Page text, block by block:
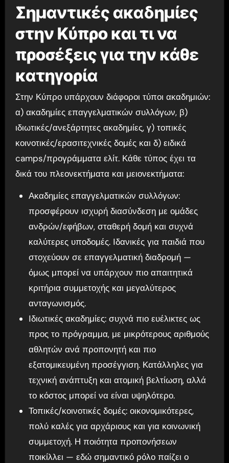
Σημαντικές ακαδημίες
στην Κύπρο και τι να
προσέξεις για την κάθε
κατηγορία
Στην Κύπρο υπάρχουν διάφοροι τύποι ακαδημιών:
α) ακαδημίες επαγγελματικών συλλόγων, β)
ιδιωτικές/ανεξάρτητες ακαδημίες, γ) τοπικές
κοινοτικές/ερασιτεχνικές δομές και δ) ειδικά
camps/προγράμματα ελίτ. Κάθε τύπος έχει τα
δικά του πλεονεκτήματα και μειονεκτήματα:
Ακαδημίες επαγγελματικών συλλόγων:
προσφέρουν ισχυρή διασύνδεση με ομάδες
ανδρών/εφήβων, σταθερή δομή και συχνά
καλύτερες υποδομές. Ιδανικές για παιδιά που
στοχεύουν σε επαγγελματική διαδρομή —
όμως μπορεί να υπάρχουν πιο απαιτητικά
κριτήρια συμμετοχής και μεγαλύτερος
ανταγωνισμός.
Ιδιωτικές ακαδημίες: συχνά πιο ευέλικτες ως
προς το πρόγραμμα, με μικρότερους αριθμούς
αθλητών ανά προπονητή και πιο
εξατομικευμένη προσέγγιση. Κατάλληλες για
τεχνική ανάπτυξη και ατομική βελτίωση, αλλά
το κόστος μπορεί να είναι υψηλότερο.
Τοπικές/κοινοτικές δομές: οικονομικότερες,
πολύ καλές για αρχάριους και για κοινωνική
συμμετοχή. Η ποιότητα προπονήσεων
ποικίλλει — εδώ σημαντικό ρόλο παίζει ο